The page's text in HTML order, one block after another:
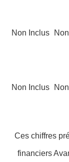
Non Inclus
Non Inclus
Ces chiffres
financiers